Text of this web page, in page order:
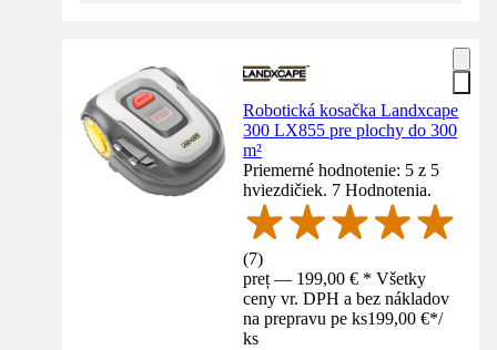
Robotická kosačka Landxcape
300 LX855 pre plochy do 300
m²
Priemerné hodnotenie: 5 z 5
hviezdičiek. 7 Hodnotenia.
(7)
preț — 199,00 € * Všetky
ceny vr. DPH a bez nákladov
na prepravu pe ks199,00 €*/
ks